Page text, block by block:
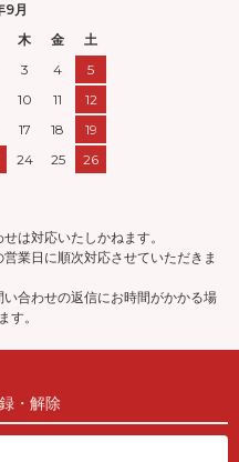
9月
木 金
土
3 4
5
10 11
12
17 18
19
24 25
26
は対応いたしかねます。
業日に順次対応させていただきま
合わせの返信にお時間がかかる場
す。
・解除